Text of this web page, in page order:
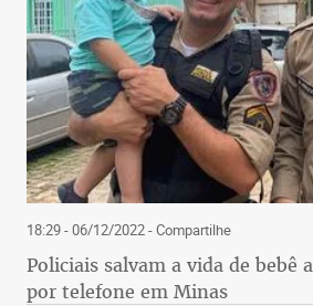
18:29 - 06/12/2022- Compartilhe
Policiais salvam a vida de bebê
por telefone em Minas